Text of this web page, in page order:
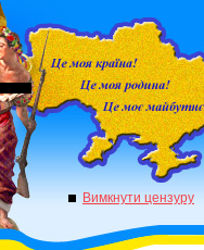
Вимкнути цензуру